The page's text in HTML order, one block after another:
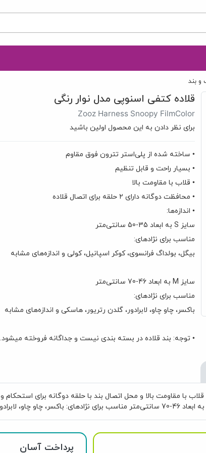
و بند
قلاده کتفی اسنوپی مدل نوار رنگی
Zooz Harness Snoopy FilmColor
برای نظر دادن به این محصول اولین باشید
• ساخته شده از پلی‌استر تترون فوق مقاوم
• بسیار راحت و قابل تنظیم
• قلاب با مقاومت بالا
• محافظت دوگانه دارای ۲ حلقه برای اتصال قلاده
• اندازه‌ها:
سایز S به ابعاد 35-50 سانتی‌متر
مناسب برای نژادهای:
بیگل، بولداگ فرانسوی، کوکر اسپانیل، کولی و اندازه‌های مشابه
سایز M به ابعاد 46-70 سانتی‌متر
مناسب برای نژادهای:
باکسر، چاو چاو، لابرادور، گلدن رتریور، هاسکی و اندازه‌های مشابه
• توجه: بند قلاده در بسته بندی نیست و جداگانه فروخته می‏شود.
پرداخت آسان